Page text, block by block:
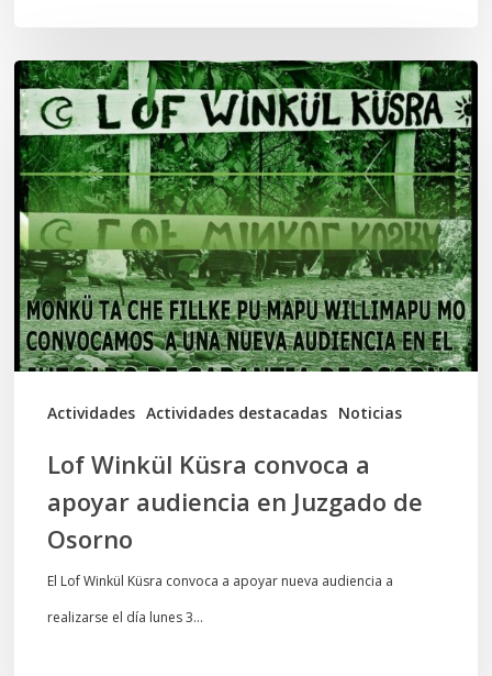
Actividades Actividades destacadas Noticias
Lof
Winkül
Küsra
convoca
a
apoyar
audiencia
en
Juzgado
Lof Winkül Küsra convoca a
apoyar audiencia en Juzgado de
Osorno
El Lof Winkül Küsra convoca a apoyar nueva audiencia a
realizarse el día lunes 3…